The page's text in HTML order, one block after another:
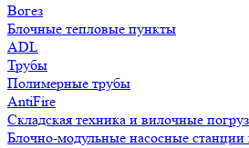
Вогез
Блочные тепловые пункты
ADL
Трубы
Полимерные трубы
AntiFire
Складская техника и вилочные
Блочно-модульные насосные